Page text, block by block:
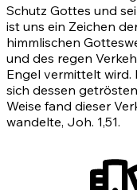
Schutz Gottes und
ist uns ein Zeichen
himmlischen
und des regen
Engel vermittelt wird.
sich dessen
Weise fand dieser
wandelte, Joh. 1,51.